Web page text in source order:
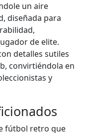
un aire
diseñada para
de elite.
detalles sutiles
convirtiéndola en
y
fútbol retro que